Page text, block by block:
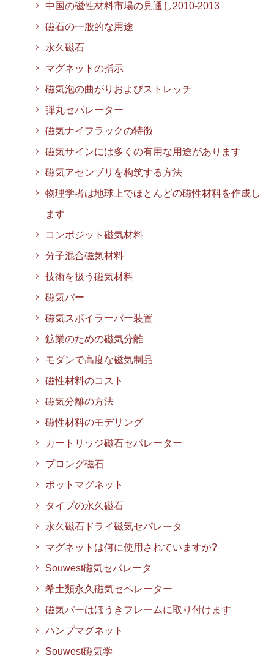
中国の磁性材料市場の見通し2010-2013
磁石の一般的な用途
永久磁石
マグネットの指示
磁気泡の曲がりおよびストレッチ
弾丸セパレーター
磁気ナイフラックの特徴
磁気サインには多くの有用な用途があります
磁気アセンブリを构筑する方法
物理学者は地球上でほとんどの磁性材料を作成し
ます
コンポジット磁気材料
分子混合磁気材料
技術を扱う磁気材料
磁気バー
磁気スポイラーバー装置
鉱業のための磁気分離
モダンで高度な磁気制品
磁性材料のコスト
磁気分離の方法
磁性材料のモデリング
カートリッジ磁石セパレーター
プロング磁石
ポットマグネット
タイプの永久磁石
永久磁石ドライ磁気セパレータ
マグネットは何に使用されていますか?
Souwest磁気セパレータ
希土類永久磁気セペレーター
磁気バーはほうきフレームに取り付けます
ハンプマグネット
Souwest磁気学